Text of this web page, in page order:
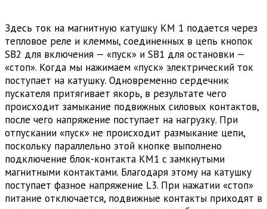
Здесь ток на магнитную катушку КМ 1 подается через
тепловое реле и клеммы, соединенных в цепь кнопок
SB2 для включения — «пуск» и SB1 для остановки —
«стоп». Когда мы нажимаем «пуск» электрический ток
поступает на катушку. Одновременно сердечник
пускателя притягивает якорь, в результате чего
происходит замыкание подвижных силовых контактов,
после чего напряжение поступает на нагрузку. При
отпускании «пуск» не происходит размыкание цепи,
поскольку параллельно этой кнопке выполнено
подключение блок-контакта КМ1 с замкнутыми
магнитными контактами. Благодаря этому на катушку
поступает фазное напряжение L3. При нажатии «стоп»
питание отключается, подвижные контакты приходят в